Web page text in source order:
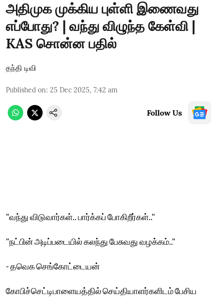
அதிமுக முக்கிய புள்ளி இணைவது
எப்போது? | வந்து விழுந்த கேள்வி |
KAS சொன்ன பதில்
தந்தி டிவி
Published on: 25 Dec 2025, 7:42 am
Follow Us
"வந்து விடுவார்கள்.. பார்க்கப் போகிறீர்கள்.."
"நட்பின் அடிப்படையில் கலந்து பேசுவது வழக்கம்.."
- தவெக செங்கோட்டையன்
கோபிச்செட்டிபாளையத்தில் செய்தியாளர்களிடம் பேசிய